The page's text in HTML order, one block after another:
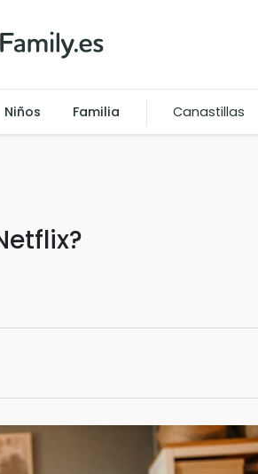
Niños Familia Canastillas